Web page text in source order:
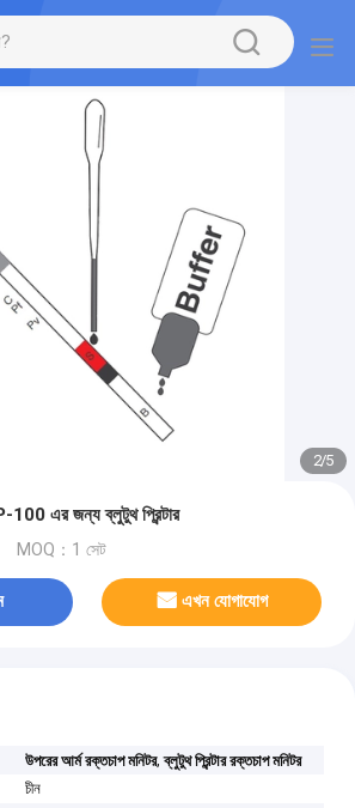
2/5
100 এর জন্য ব্লুটুথ প্রিন্টার
MOQ：1 সেট
এখন যোগাযোগ
উপরের আর্ম রক্তচাপ মনিটর,ব্লুটুথ প্রিন্টার রক্তচাপ মনিটর
চীন